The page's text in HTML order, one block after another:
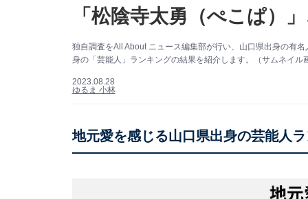
「松陰寺太勇（ぺこぱ）
独自調査をAll About ニュース編集部が行い、山口県出身の有
身の「芸能人」ランキングの結果を紹介します。（サムネイ
2023.08.28
ゆるま 小林
地元愛を感じる山口県出身の芸能人